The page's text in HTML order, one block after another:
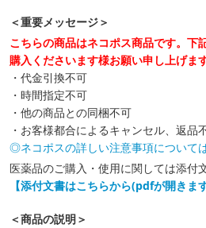
＜重要メッセージ＞
こちらの商品はネコポス商品です。下
購入くださいます様お願い申し上げます
・代金引換不可
・時間指定不可
・他の商品との同梱不可
・お客様都合によるキャンセル、返品
◎ネコポスの詳しい注意事項について
医薬品のご購入・使用に関しては添付
【添付文書はこちらから(pdfが開きます
＜商品の説明＞